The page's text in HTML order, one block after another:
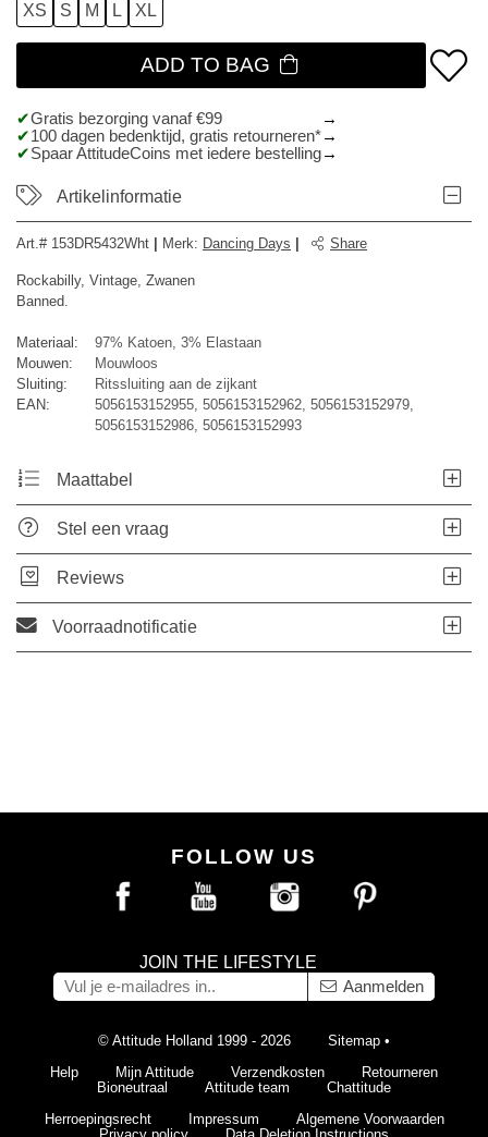
XS
S M L XL
ADD TO BAG
Gratis bezorging vanaf €99
100 dagen bedenktijd, gratis retourneren*
Spaar AttitudeCoins met iedere bestelling
Artikelinformatie
Art.# 153DR5432Wht Merk: Dancing Days Share
Rockabilly, Vintage, Zwanen
Banned.
Materiaal:
97% Katoen, 3% Elastaan
Mouwen:
Mouwloos
Sluiting:
Ritssluiting aan de zijkant
EAN:
5056153152955, 5056153152962, 5056153152979,
5056153152986, 5056153152993
Maattabel
Stel een vraag
Reviews
Voorraadnotificatie
FOLLOW US
JOIN THE LIFESTYLE
Aanmelden
© Attitude Holland 1999 - 2026 Sitemap •
Help
Mijn Attitude Verzendkosten
Retourneren
Bioneutraal
Attitude team
Chattitude
Herroepingsrecht
Impressum
Algemene Voorwaarden